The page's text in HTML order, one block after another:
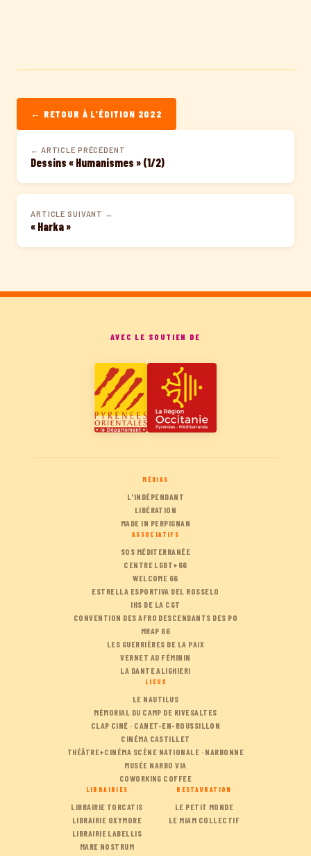
← RETOUR À L'ÉDITION 2022
← ARTICLE PRÉCÉDENT
Dessins « Humanismes » (1/2)
ARTICLE SUIVANT →
« Harka »
AVEC LE SOUTIEN DE
MÉDIAS
L'INDÉPENDANT
LIBÉRATION
MADE IN PERPIGNAN
ASSOCIATIFS
SOS MÉDITERRANÉE
CENTRE LGBT+66
WELCOME 66
ESTRELLA ESPORTIVA DEL ROSSELO
IHS DE LA CGT
CONVENTION DES AFRO DESCENDANTS DES PO
MRAP 66
LES GUERRIÈRES DE LA PAIX
VERNET AU FÉMININ
LA DANTE ALIGHIERI
LIEUX
LE NAUTILUS
MÉMORIAL DU CAMP DE RIVESALTES
CLAP CINÉ · CANET-EN-ROUSSILLON
CINÉMA CASTILLET
THÉÂTRE+CINÉMA SCÈNE NATIONALE · NARBONNE
MUSÉE NARBO VIA
COWORKING COFFEE
LIBRAIRIES
LIBRAIRIE TORCATIS
LIBRAIRIE OXYMORE
LIBRAIRIE LABELLIS
MARE NOSTRUM
RESTAURATION
LE PETIT MONDE
LE MIAM COLLECTIF